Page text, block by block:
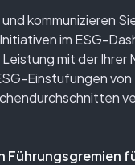
und kommunizieren
im ESG-
mit der Ihrer
Einstufungen von